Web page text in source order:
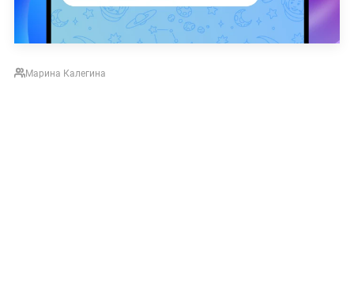
Марина Калегина